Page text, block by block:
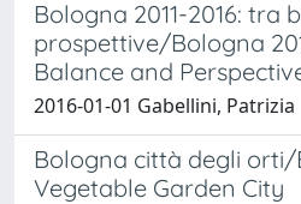
Bologna 2011-2016: tra
prospettive/Bologna
Balance and
2016-01-01 Gabellini, Patrizia
Bologna città degli
Vegetable Garden City